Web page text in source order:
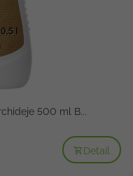
500 ml B...
Detail